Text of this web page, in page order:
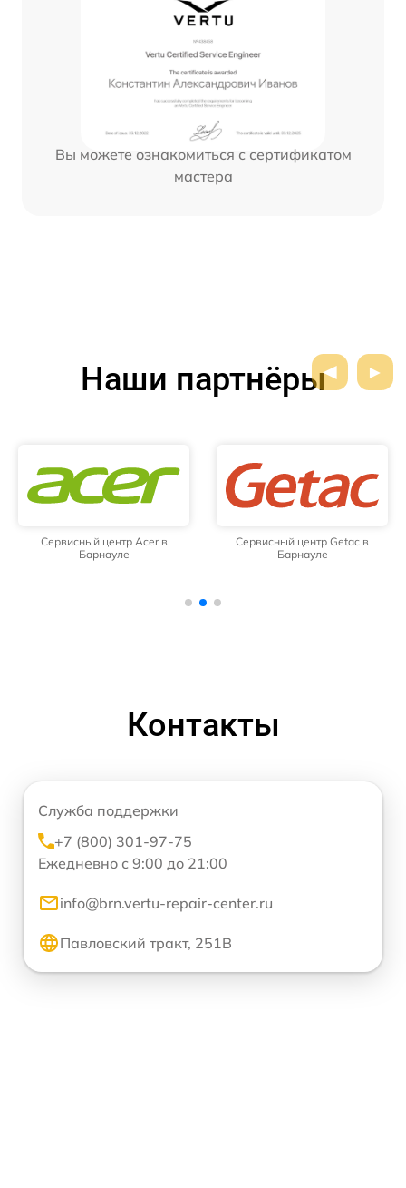
Вы можете ознакомиться с сертификатом
мастера
Наши партнёры
Сервисный центр Acer в
Барнауле
Сервисный центр Getac в
Барнауле
Контакты
Служба поддержки
+7 (800) 301-97-75
Ежедневно с 9:00 до 21:00
info@brn.vertu-repair-center.ru
Павловский тракт, 251В